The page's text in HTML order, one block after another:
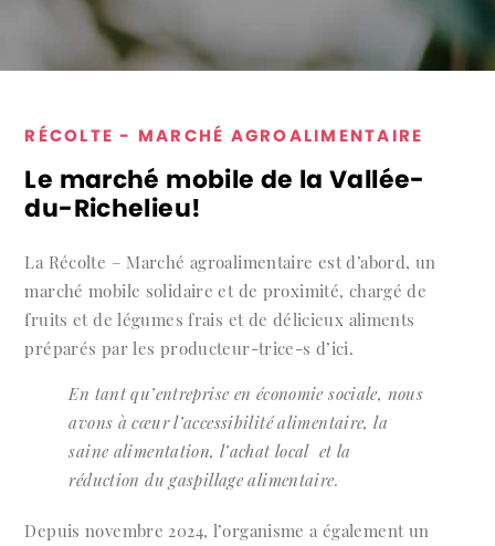
RÉCOLTE - MARCHÉ AGROALIMENTAIRE
Le marché mobile de la Vallée-
du-Richelieu!
La Récolte – Marché agroalimentaire est d’abord, un
marché mobile solidaire et de proximité, chargé de
fruits et de légumes frais et de délicieux aliments
préparés par les producteur-trice-s d’ici.
En tant qu’entreprise en économie sociale, nous
avons à cœur l’accessibilité alimentaire, la
saine alimentation, l’achat local et la
réduction du gaspillage alimentaire.
Depuis novembre 2024, l’organisme a également un